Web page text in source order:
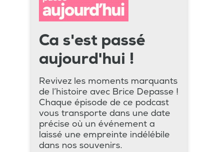
Ca s'est passé
aujourd'hui !
Revivez les moments marquants
de l’histoire avec Brice Depasse !
Chaque épisode de ce podcast
vous transporte dans une date
précise où un événement a
laissé une empreinte indélébile
dans nos souvenirs.